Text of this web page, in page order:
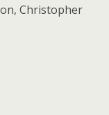
Christopher